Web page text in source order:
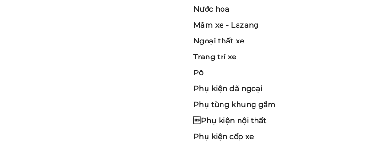
Nước hoa
Mâm xe - Lazang
Ngoại thất xe
Trang trí xe
Pô
Phụ kiện dã ngoại
Phụ tùng khung gầm
Phụ kiện nội thất
Phụ kiện cốp xe